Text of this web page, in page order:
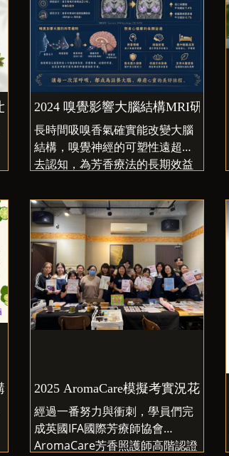
月暑期認證班
2024 嗅覺影響大腦結構MRI研究
長時間吸嗅香氣確實能改變大腦
結構，嗅覺神經的可塑性遠超過
去認知，為芳香療法的長期效益
2025 AromaCare模擬考實況花絮
經過一番努力與衝刺，學員們完
成英國IFA國際芳療師協會
AromaCare芳香照護師高階認證